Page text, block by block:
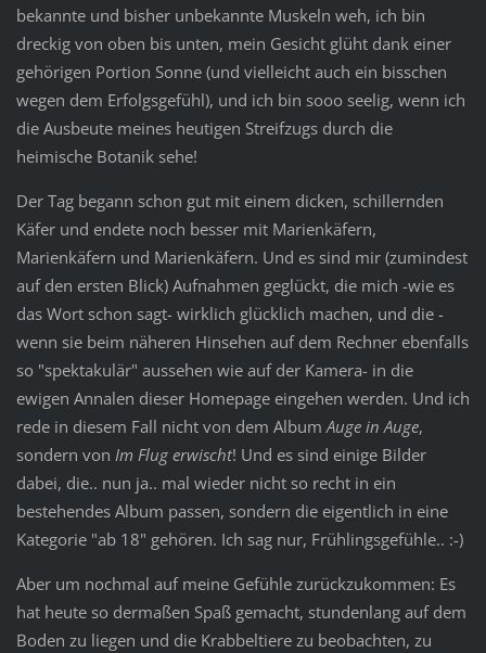
bekannte und bisher unbekannte Muskeln weh, ich bin
dreckig von oben bis unten, mein Gesicht glüht dank einer
gehörigen Portion Sonne (und vielleicht auch ein bisschen
wegen dem Erfolgsgefühl), und ich bin sooo seelig, wenn ich
die Ausbeute meines heutigen Streifzugs durch die
heimische Botanik sehe!
Der Tag begann schon gut mit einem dicken, schillernden
Käfer und endete noch besser mit Marienkäfern,
Marienkäfern und Marienkäfern. Und es sind mir (zumindest
auf den ersten Blick) Aufnahmen geglückt, die mich -wie es
das Wort schon sagt- wirklich glücklich machen, und die -
wenn sie beim näheren Hinsehen auf dem Rechner ebenfalls
so "spektakulär" aussehen wie auf der Kamera- in die
ewigen Annalen dieser Homepage eingehen werden. Und ich
rede in diesem Fall nicht von dem AlbumAuge in Auge,
sondern von Im Flug erwischt! Und es sind einige Bilder
dabei, die.. nun ja.. mal wieder nicht so recht in ein
bestehendes Album passen, sondern die eigentlich in eine
Kategorie "ab 18" gehören. Ich sag nur, Frühlingsgefühle.. :-)
Aber um nochmal auf meine Gefühle zurückzukommen: Es
hat heute so dermaßen Spaß gemacht, stundenlang auf dem
Boden zu liegen und die Krabbeltiere zu beobachten, zu